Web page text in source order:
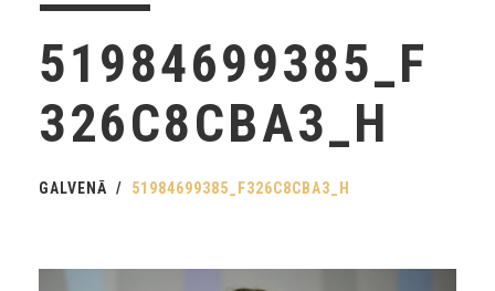
51984699385_F
326C8CBA3_H
GALVENĀ 51984699385_F326C8CBA3_H